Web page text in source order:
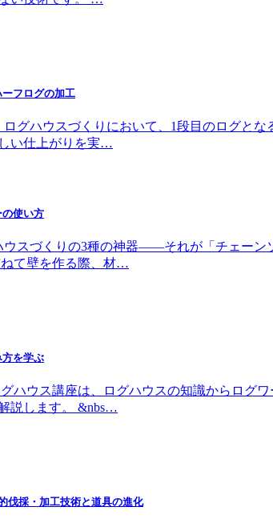
フログの加工
グハウスづくりにおいて、1段目のログと
い仕上がりを実…
の使い方
スづくりの3種の神器――それが「チェーン
て壁を作る際、材…
方を学ぶ
ハウス講座は、ログハウスの知識からログ
説します。 &nbs…
伐採・加工技術と道具の進化